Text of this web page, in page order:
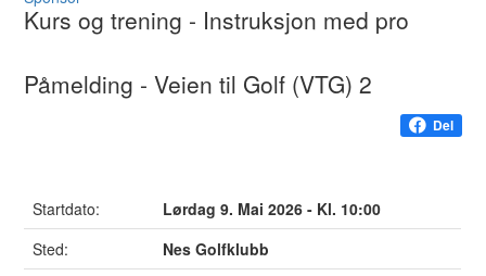
Kurs og trening - Instruksjon med pro
Påmelding - Veien til Golf (VTG) 2
Del
Startdato:
Lørdag 9. Mai 2026 - Kl. 10:00
Sted:
Nes Golfklubb